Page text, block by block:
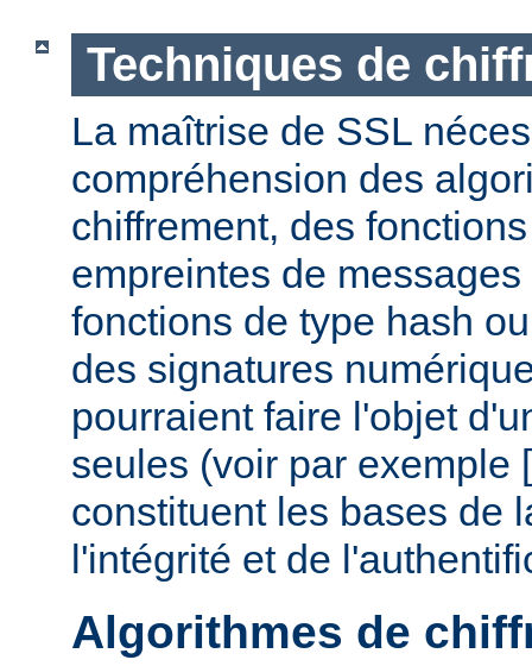
Techniques de
La maîtrise de SSL
compréhension des
chiffrement, des
empreintes de
fonctions de type hash
des signatures
pourraient faire l'objet
seules (voir par exemple [
constituent les bases de
l'intégrité et de
Algorithmes de